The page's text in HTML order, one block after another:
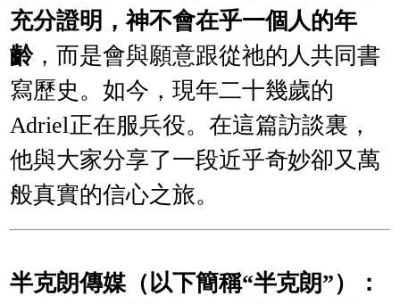
充分證明，神不會在乎一個人的年
齡，而是會與願意跟從祂的人共同書
寫歷史。如今，現年二十幾歲的
Adriel正在服兵役。在這篇訪談裏，
他與大家分享了一段近乎奇妙卻又萬
般真實的信心之旅。
半克朗傳媒（以下簡稱“半克朗”）：